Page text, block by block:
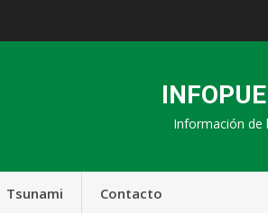
Información de
Tsunami Contacto